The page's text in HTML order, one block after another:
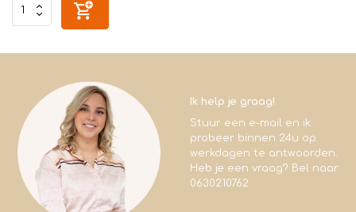
Ik help je graag!
Stuur een e-mail en ik
probeer binnen 24u op
werkdagen te antwoorden.
Heb je een vraag? Bel naar
0630210762